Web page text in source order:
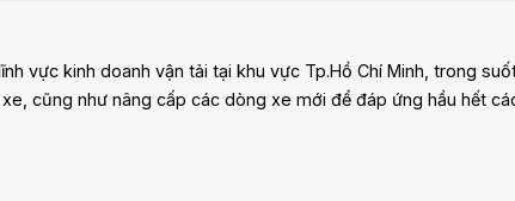
vực kinh doanh vận tải tại khu vực Tp.Hồ Chí Minh, trong
cũng như nâng cấp các dòng xe mới để đáp ứng hầu hết